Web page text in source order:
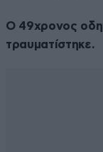
Ο 49χρονος
τραυματίστηκε.